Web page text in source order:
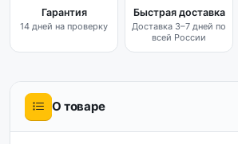
Гарантия
14 дней на проверку
Быстрая доставка
Доставка 3–7 дней по
всей России
О товаре